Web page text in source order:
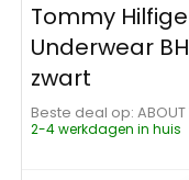
Tommy
Underwear BH
zwart
Beste deal op:
2-4 werkdagen in huis